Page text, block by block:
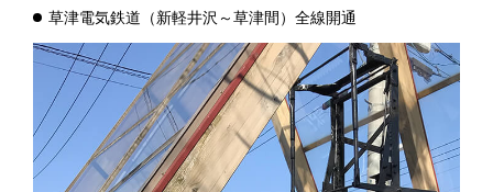
草津電気鉄道（新軽井沢～草津間）全線開通